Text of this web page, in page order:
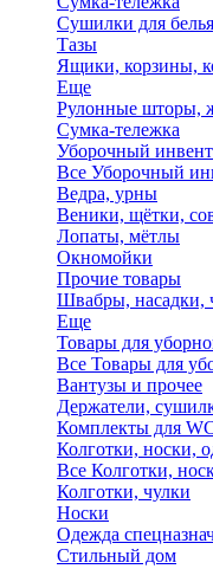
Сушилки для
Тазы
Ящики, корзины,
Еще
Рулонные шторы,
Сумка-тележка
Уборочный
Все Уборочный
Ведра, урны
Веники, щётки,
Лопаты, мётлы
Окномойки
Прочие товары
Швабры, насадки,
Еще
Товары для
Все Товары для
Вантузы и прочее
Держатели,
Комплекты для
Колготки, носки,
Все Колготки,
Колготки, чулки
Носки
Одежда
Стильный дом